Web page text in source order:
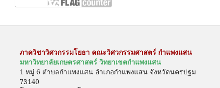
ภาควิชาวิศวกรรมโยธา คณะวิศวกรรมศาสตร์ กำแพงแสน
มหาวิทยาลัยเกษตรศาสตร์ วิทยาเขตกำแพงแสน
1 หมู่ 6 ตำบลกำแพงแสน อำเภอกำแพงแสน จังหวัดนครปฐม
73140